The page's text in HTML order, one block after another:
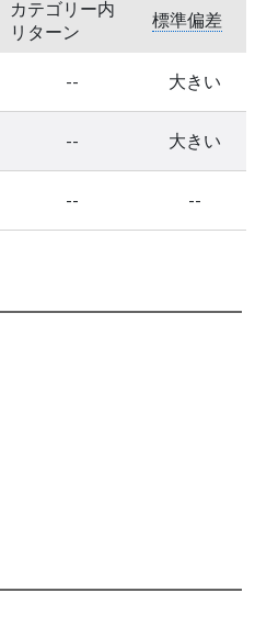
カテゴリー内
リターン
標準偏差
-- 大きい
-- 大きい
-- --